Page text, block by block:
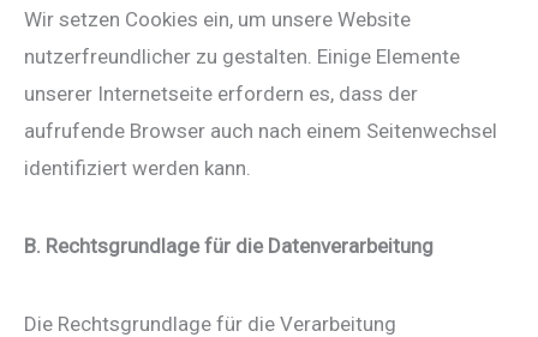
Wir setzen Cookies ein, um unsere Website
nutzerfreundlicher zu gestalten. Einige Elemente
unserer Internetseite erfordern es, dass der
aufrufende Browser auch nach einem Seitenwechsel
identifiziert werden kann.
B. Rechtsgrundlage für die Datenverarbeitung
Die Rechtsgrundlage für die Verarbeitung